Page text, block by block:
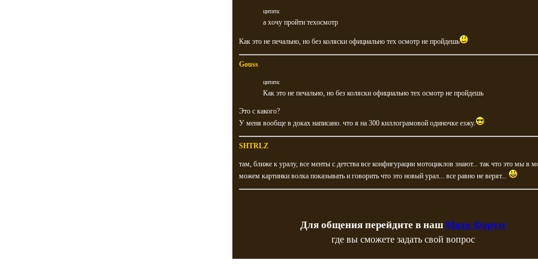
цитата:
а хочу пройти техосмотр
Как это не печально, но без коляски официально тех осмотр не пройдешь
Gouss
цитата:
Как это не печально, но без коляски официально тех осмотр не пройдешь
Это с какого?
У меня вообще в доках написано. что я на 300 киллограмовой одиночке езжу.
SHTRLZ
там, ближе к уралу, все менты с детства все конфигурации мотоциклов знают... так что это мы в
можем картинки волка показывать и говорить что это новый урал... все равно не верят...
Для общения перейдите в наш Мото Форум
где вы сможете задать свой вопрос